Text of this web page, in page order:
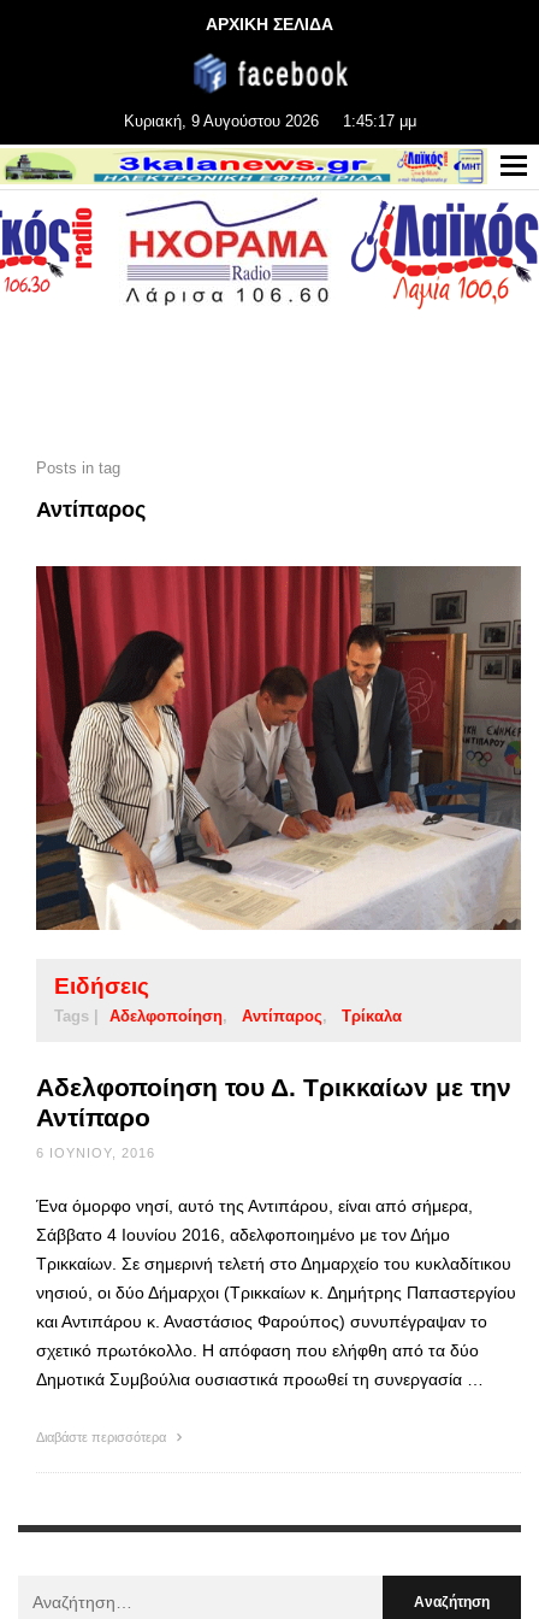
ΑΡΧΙΚΗ ΣΕΛΙΔΑ
Κυριακή, 9 Αυγούστου 2026 1:45:18 μμ
Posts in tag
Αντίπαρος
Ειδήσεις
Tags | Αδελφοποίηση Αντίπαρος Τρίκαλα
Αδελφοποίηση του Δ. Τρικκαίων με την
Αντίπαρο
6 ΙΟΥΝΊΟΥ, 2016
Ένα όμορφο νησί, αυτό της Αντιπάρου, είναι από σήμερα,
Σάββατο 4 Ιουνίου 2016, αδελφοποιημένο με τον Δήμο
Τρικκαίων. Σε σημερινή τελετή στο Δημαρχείο του κυκλαδίτικου
νησιού, οι δύο Δήμαρχοι (Τρικκαίων κ. Δημήτρης Παπαστεργίου
και Αντιπάρου κ. Αναστάσιος Φαρούπος) συνυπέγραψαν το
σχετικό πρωτόκολλο. Η απόφαση που ελήφθη από τα δύο
Δημοτικά Συμβούλια ουσιαστικά προωθεί τη συνεργασία …
Διαβάστε περισσότερα